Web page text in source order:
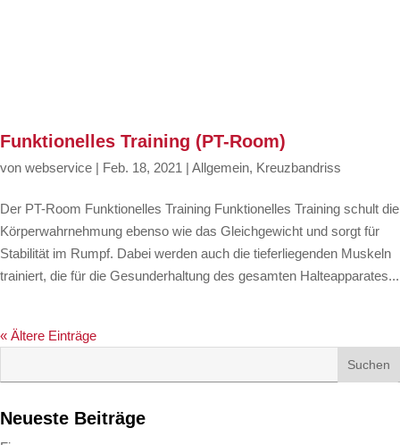
Funktionelles Training (PT-Room)
von webservice | Feb. 18, 2021 | Allgemein, Kreuzbandriss
Der PT-Room Funktionelles Training Funktionelles Training schult die
Körperwahrnehmung ebenso wie das Gleichgewicht und sorgt für
Stabilität im Rumpf. Dabei werden auch die tieferliegenden Muskeln
trainiert, die für die Gesunderhaltung des gesamten Halteapparates...
« Ältere Einträge
Neueste Beiträge